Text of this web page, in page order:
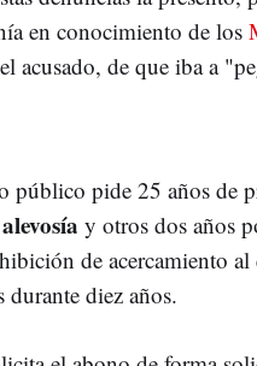
en conocimiento de los
acusado, de que iba a
público pide 25 años de
alevosía y otros dos años
de acercamiento
diez años.